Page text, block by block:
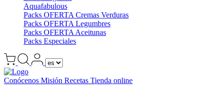
Aquafabulous
Packs OFERTA Cremas Verduras
Packs OFERTA Legumbres
Packs OFERTA Aceitunas
Packs Especiales
Conócenos Misión Recetas Tienda online